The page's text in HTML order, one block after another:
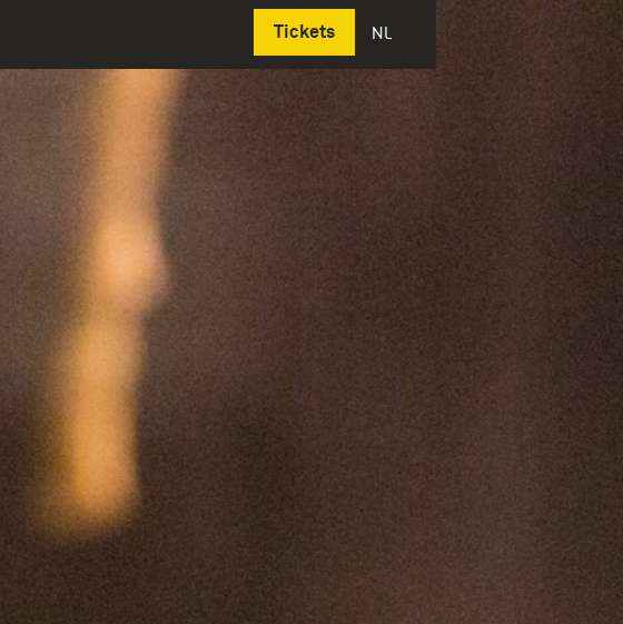
Tickets NL
Deutsch